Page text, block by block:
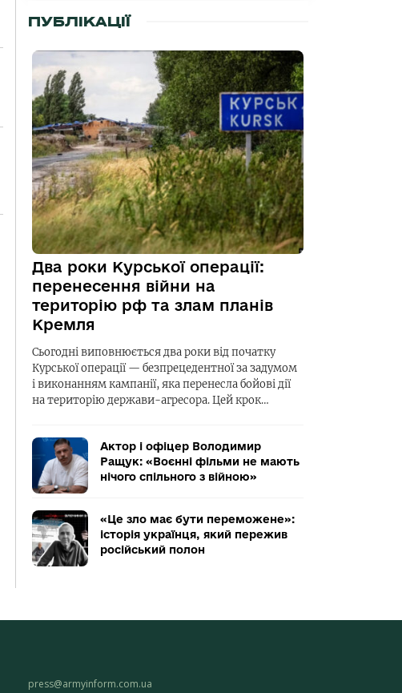
ПУБЛІКАЦІЇ
Два роки Курської операції:
перенесення війни на
територію рф та злам планів
Кремля
Сьогодні виповнюється два роки від початку
Курської операції — безпрецедентної за задумом
і виконанням кампанії, яка перенесла бойові дії
на територію держави-агресора. Цей крок…
Актор і офіцер Володимир
Ращук: «Воєнні фільми не мають
нічого спільного з війною»
«Це зло має бути переможене»:
історія українця, який пережив
російський полон
press@armyinform.com.ua